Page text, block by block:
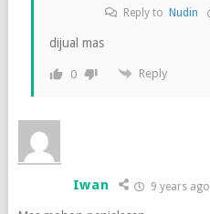
Reply to Nudin
dijual mas
0 Reply
Iwan 9 years ago